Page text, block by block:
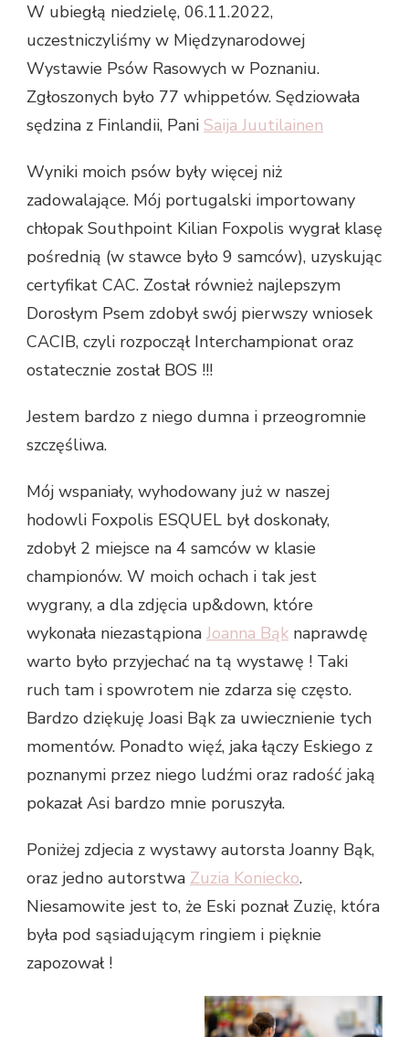
W ubiegłą niedzielę, 06.11.2022,
uczestniczyliśmy w Międzynarodowej
Wystawie Psów Rasowych w Poznaniu.
Zgłoszonych było 77 whippetów. Sędziowała
sędzina z Finlandii, Pani Saija Juutilainen
Wyniki moich psów były więcej niż
zadowalające. Mój portugalski importowany
chłopak Southpoint Kilian Foxpolis wygrał klasę
pośrednią (w stawce było 9 samców), uzyskując
certyfikat CAC. Został również najlepszym
Dorosłym Psem zdobył swój pierwszy wniosek
CACIB, czyli rozpoczął Interchampionat oraz
ostatecznie został BOS !!!
Jestem bardzo z niego dumna i przeogromnie
szczęśliwa.
Mój wspaniały, wyhodowany już w naszej
hodowli Foxpolis ESQUEL był doskonały,
zdobył 2 miejsce na 4 samców w klasie
championów. W moich ochach i tak jest
wygrany, a dla zdjęcia up&down, które
wykonała niezastąpiona Joanna Bąk naprawdę
warto było przyjechać na tą wystawę ! Taki
ruch tam i spowrotem nie zdarza się często.
Bardzo dziękuję Joasi Bąk za uwiecznienie tych
momentów. Ponadto więź, jaka łączy Eskiego z
poznanymi przez niego ludźmi oraz radość jaką
pokazał Asi bardzo mnie poruszyła.
Poniżej zdjecia z wystawy autorsta Joanny Bąk,
oraz jedno autorstwa Zuzia Koniecko.
Niesamowite jest to, że Eski poznał Zuzię, która
była pod sąsiadującym ringiem i pięknie
zapozował !